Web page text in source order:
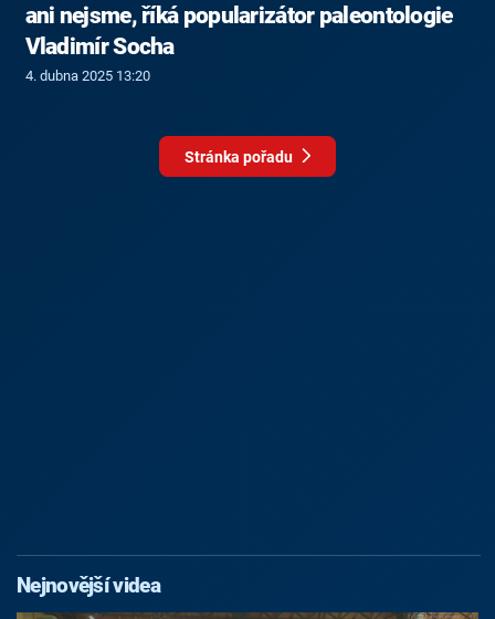
ani nejsme, říká popularizátor paleontologie
Vladimír Socha
4. dubna 2025 13:20
Stránka pořadu
Nejnovější videa